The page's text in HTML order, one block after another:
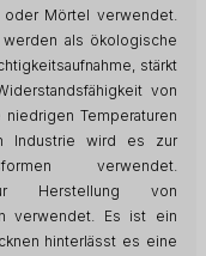
Mörtel verwendet.
werden als ökologische
stärkt
von
Temperaturen
Industrie wird es zur
verwendet.
Herstellung von
verwendet. Es ist ein
hinterlässt es eine